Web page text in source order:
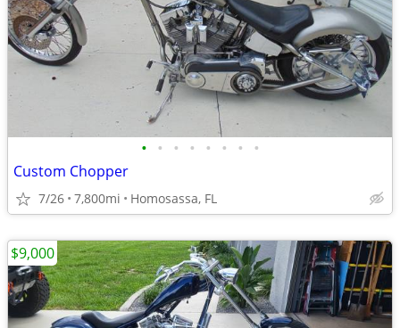
• • • • • • • •
Custom Chopper
7/26 7,800mi Homosassa, FL
$9,000